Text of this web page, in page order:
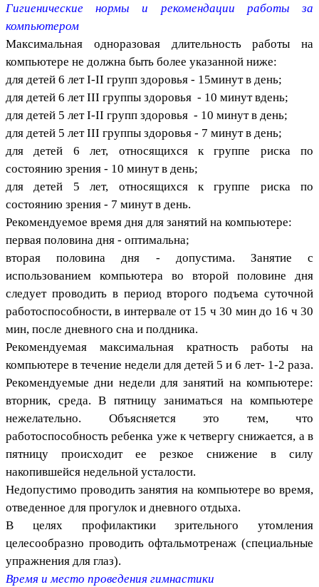
Гигиенические нормы и рекомендации работы за
компьютером
Максимальная одноразовая длительность работы на
компьютере не должна быть более указанной ниже:
для детей 6 лет I-II групп здоровья - 15минут в день;
для детей 6 лет III группы здоровья - 10 минут вдень;
для детей 5 лет I-II групп здоровья - 10 минут в день;
для детей 5 лет III группы здоровья - 7 минут в день;
для детей 6 лет, относящихся к группе риска по
состоянию зрения - 10 минут в день;
для детей 5 лет, относящихся к группе риска по
состоянию зрения - 7 минут в день.
Рекомендуемое время дня для занятий на компьютере:
первая половина дня - оптимальна;
вторая половина дня - допустима. Занятие с
использованием компьютера во второй половине дня
следует проводить в период второго подъема суточной
работоспособности, в интервале от 15 ч 30 мин до 16 ч 30
мин, после дневного сна и полдника.
Рекомендуемая максимальная кратность работы на
компьютере в течение недели для детей 5 и 6 лет- 1-2 раза.
Рекомендуемые дни недели для занятий на компьютере:
вторник, среда. В пятницу заниматься на компьютере
нежелательно. Объясняется это тем, что
работоспособность ребенка уже к четвергу снижается, а в
пятницу происходит ее резкое снижение в силу
накопившейся недельной усталости.
Недопустимо проводить занятия на компьютере во время,
отведенное для прогулок и дневного отдыха.
В целях профилактики зрительного утомления
целесообразно проводить офтальмотренаж (специальные
упражнения для глаз).
Время и место проведения гимнастики